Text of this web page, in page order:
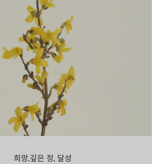
희망,깊은 정, 달성